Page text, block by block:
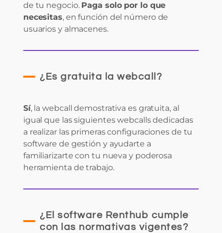
de tu negocio. Paga solo por lo que
necesitas, en función del número de
usuarios y almacenes.
¿Es gratuita la webcall?
Sí, la webcall demostrativa es gratuita, al
igual que las siguientes webcalls dedicadas
a realizar las primeras configuraciones de tu
software de gestión y ayudarte a
familiarizarte con tu nueva y poderosa
herramienta de trabajo.
¿El software Renthub cumple
con las normativas vigentes?